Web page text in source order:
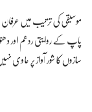
موسیقی کی ترتیب میں
پاپ کے روایتی ردھم اور
سازوں کا شور آواز پر حاوی